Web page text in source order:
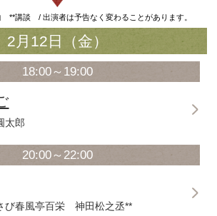
平日18時にも注目！
半休をとって、あるいは
をして午後の優雅な一時
な古典落語を堪能する、若
橘家圓太郎の組みあわせ
速・立川こしらと、低速